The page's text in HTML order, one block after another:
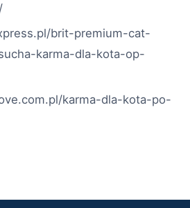
brit-premium-cat-
karma-dla-kota-op-
karma-dla-kota-po-